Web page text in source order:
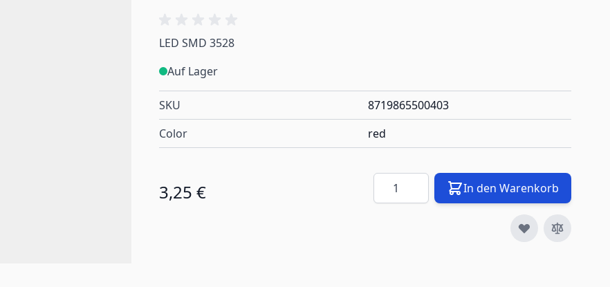
LED SMD 3528
Auf Lager
SKU
8719865500403
Color
red
3,25 € Menge In den Warenkorb